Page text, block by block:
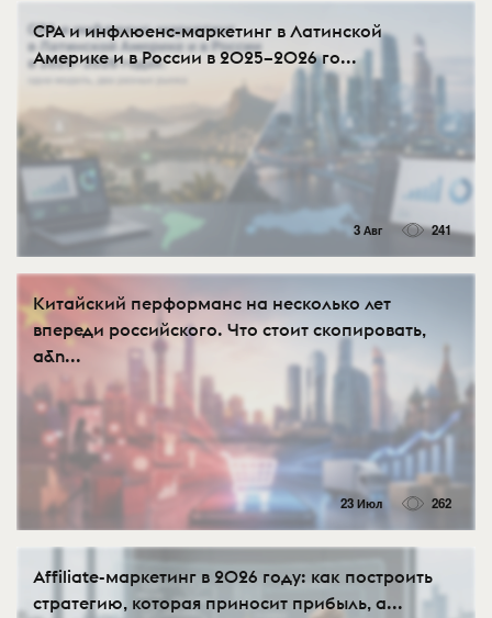
CPA и инфлюенс-маркетинг в Латинской
Америке и в России в 2025–2026 го...
3 Авг 241
Китайский перформанс на несколько лет
впереди российского. Что стоит скопировать,
а&n...
23 Июл 262
Affiliate-маркетинг в 2026 году: как построить
стратегию, которая приносит прибыль, а...